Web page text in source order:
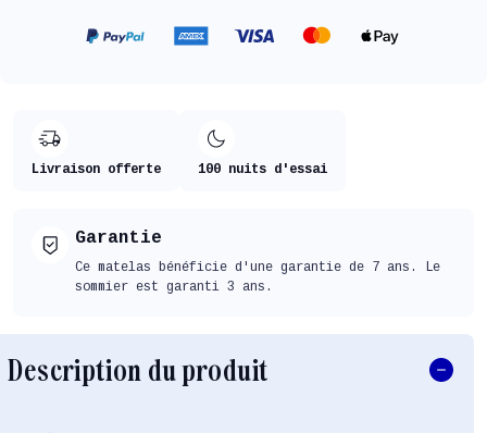
Livraison offerte 100 nuits d'essai
Garantie
Ce matelas bénéficie d'une garantie de 7 ans. Le
sommier est garanti 3 ans.
Description du produit